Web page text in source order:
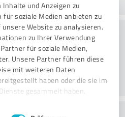
und Anzeigen zu
soziale Medien anbieten zu
Website zu analysieren.
zu Ihrer Verwendung
für soziale Medien,
Unsere Partner führen diese
mit weiteren Daten
haben oder die sie im
gesammelt haben.